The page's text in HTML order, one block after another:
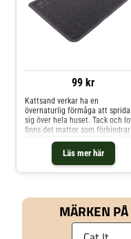
99 kr
Läs mer här
Kattsand verkar ha en
övernaturlig förmåga att
sig över hela huset. Tack och
finns det mattor som förhindrar
detta. Denna matta fungerar
precis som en dörrmatta.
fastnar enkelt på den mjuka ytan
och katten tycker dessutom att
klimatsmart plast.Mått: 60x40
MÄRKEN